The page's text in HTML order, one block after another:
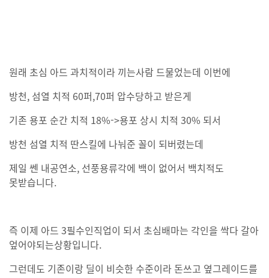
원래 초심 아드 과치적이라 끼는사람 드물었는데 이번에
방천, 섬열 치적 60퍼,70퍼 압수당하고 받은게
기존 용포 순간 치적 18%->용포 상시 치적 30% 되서
방천 섬열 치적 딴스킬에 나눠준 꼴이 되버렸는데
제일 쎈 내공연소, 선풍용류각에 백이 없어서 백치적도
못받습니다.
즉 이제 아드 3필수인직업이 되서 초심배마는 각인을 싹다 갈아
엎어야되는상황입니다.
그런데도 기존이랑 딜이 비슷한 수준이라 돈쓰고 옆그레이드를